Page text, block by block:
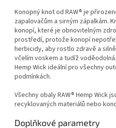
Konopný knot od RAW® je
zapalovačům a sirným zápalkám.
konopí, které je obnovitelným
prostředí, protože konopí
herbicidy, aby rostlo zdravě a
včelím voskem a tudíž
Hemp Wick ideální pro všechny
podmínkách.
Všechny obaly RAW® Hemp Wick
recyklovaných materiálů nebo
Doplňkové parametry